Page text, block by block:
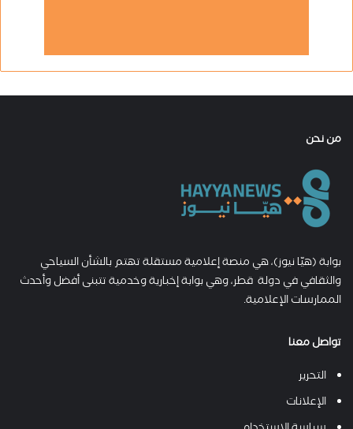
من نحن
بوابة (هيّا نيوز)، هي منصة إعلامية مستقلة تهتم بالشأن السياحي
والثقافي في دولة قطر، وهي بوابة إخبارية وخدمية تتبنى أفضل وأحدث
الممارسات الإعلامية.
تواصل معنا
التحرير
الإعلانات